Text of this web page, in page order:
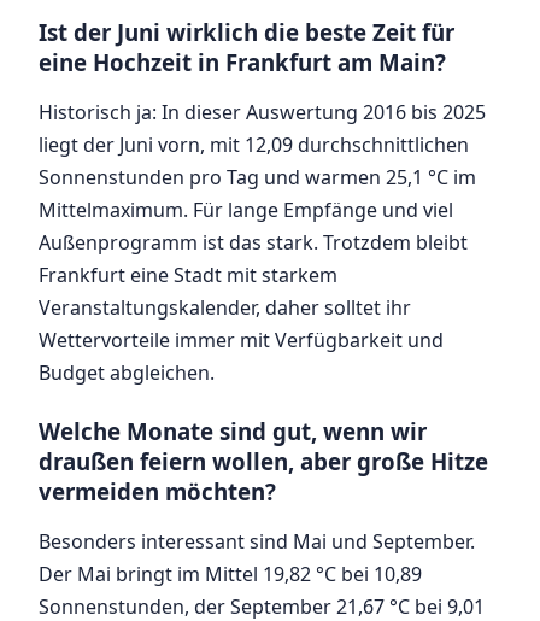
Ist der Juni wirklich die beste Zeit für
eine Hochzeit in Frankfurt am Main?
Historisch ja: In dieser Auswertung 2016 bis 2025
liegt der Juni vorn, mit 12,09 durchschnittlichen
Sonnenstunden pro Tag und warmen 25,1 °C im
Mittelmaximum. Für lange Empfänge und viel
Außenprogramm ist das stark. Trotzdem bleibt
Frankfurt eine Stadt mit starkem
Veranstaltungskalender, daher solltet ihr
Wettervorteile immer mit Verfügbarkeit und
Budget abgleichen.
Welche Monate sind gut, wenn wir
draußen feiern wollen, aber große Hitze
vermeiden möchten?
Besonders interessant sind Mai und September.
Der Mai bringt im Mittel 19,82 °C bei 10,89
Sonnenstunden, der September 21,67 °C bei 9,01